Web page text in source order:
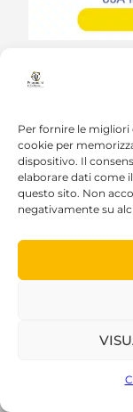
Per fornire le
cookie per
dispositivo. Il
elaborare dati come
questo sito. Non
negativamente su
Se sei qui è
“Psicoanalisi e
in lingua italiana
numero sempre
nostro lavoro